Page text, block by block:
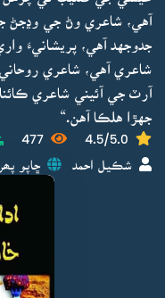
آهي، شاعري وڻ جي وڍجڻ
جدوجهد آهي، پريشانيءَ
شاعري آهي، شاعري
آرٽ جي آئيني شاعري
جهڙا هلڪا آهن.“
4.5/5.0
477
شڪيل احمد ڇاپو